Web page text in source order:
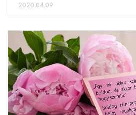
2020.04.09